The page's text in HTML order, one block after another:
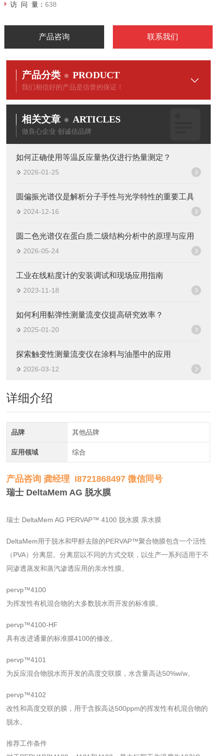
访 问 量： 638
产品咨询 联系我们
产品分类 PRODUCT
我们相信好的产品是信誉的保证！
相关文章 ARTICLES
做良心企业 创诚信品牌
如何正确使用等温反应量热仪进行热量测定？
2026-01-25
圆偏振光谱仪是解析分子手性与光学特性的重要工具
2024-12-16
圆二色光谱仪在蛋白质二级结构分析中的原理与应用
2026-05-24
工业在线粘度计的安装调试和现场应用指南
2023-11-18
如何利用黏弹性测量流变仪提高研究效率？
2025-01-20
探索触变性测量流变仪在涂料与油墨中的应用
2026-03-12
详细介绍
品牌 其他品牌
应用领域 综合
产品咨询 龚经理 I8721868497 微信同号
瑞士 DeltaMem AG 脱水膜
瑞士 DeltaMem AG PERVAP™ 4100 脱水膜 亲水膜
DeltaMem用于脱水和甲醇去除的PERVAP™聚合物膜包含一个活性
（PVA）分离层。分离层以不同的方式交联，以生产一系列适用于不
同渗透蒸发和蒸汽渗透应用的亲水性膜。
pervp™4100
为挥发性有机混合物的大多数脱水而开发的标准膜。
pervp™4100-HF
具有改进通量的标准膜4100的修改。
pervp™4101
为反应混合物脱水而开发的高度交联膜，水含量高达50%w/w。
pervp™4102
改性和高度交联的膜，用于含胺高达500ppm的挥发性有机混合物的
脱水。
推荐工作条件